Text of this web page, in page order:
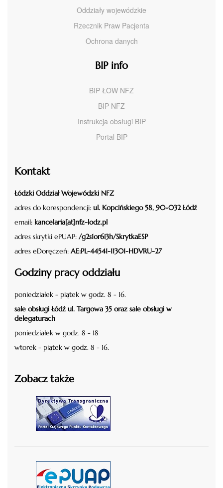
Oddziały wojewódzkie
Rzecznik Praw Pacjenta
Ochrona danych
BIP info
BIP ŁOW NFZ
BIP NFZ
Instrukcja obsługi BIP
Portal BIP
Kontakt
Łódzki Oddział Wojewódzki NFZ
adres do korespondencji: ul. Kopcińskiego 58, 90-032 Łódź
email: kancelaria[at]nfz-lodz.pl
adres skrytki ePUAP: /g2s1or6i3h/SkrytkaESP
adres eDoręczeń: AE:PL-44541-11301-HDVRU-27
Godziny pracy oddziału
poniedziałek - piątek w godz. 8 - 16.
sale obsługi Łódź ul. Targowa 35 oraz sale obsługi w
delegaturach
poniedziałek w godz. 8 - 18
wtorek - piątek w godz. 8 - 16.
Zobacz także
czytaj więcej
czytaj więcej